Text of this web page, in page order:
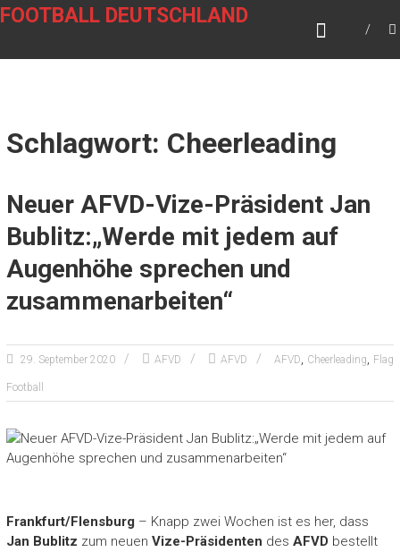
Zum
FOOTBALL DEUTSCHLAND
Schlagwort: Cheerleading
Neuer AFVD-Vize-Präsident Jan
Bublitz:„Werde mit jedem auf
Augenhöhe sprechen und
zusammenarbeiten“
29. September 2020 AFVD AFVD AFVD, Cheerleading, Flag
Football
Frankfurt/Flensburg – Knapp zwei Wochen ist es her, dass
Jan Bublitz zum neuen Vize-Präsidenten des AFVD bestellt